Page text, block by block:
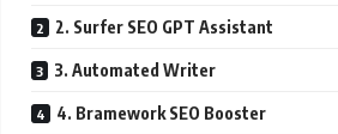
2. Surfer SEO GPT Assistant
3. Automated Writer
4. Bramework SEO Booster